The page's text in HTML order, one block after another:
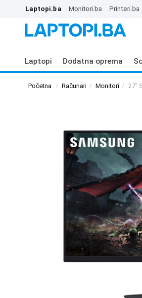
Laptopi.ba Monitori.ba Printeri.ba
Laptopi Dodatna oprema
Početna Računari Monitori 27"